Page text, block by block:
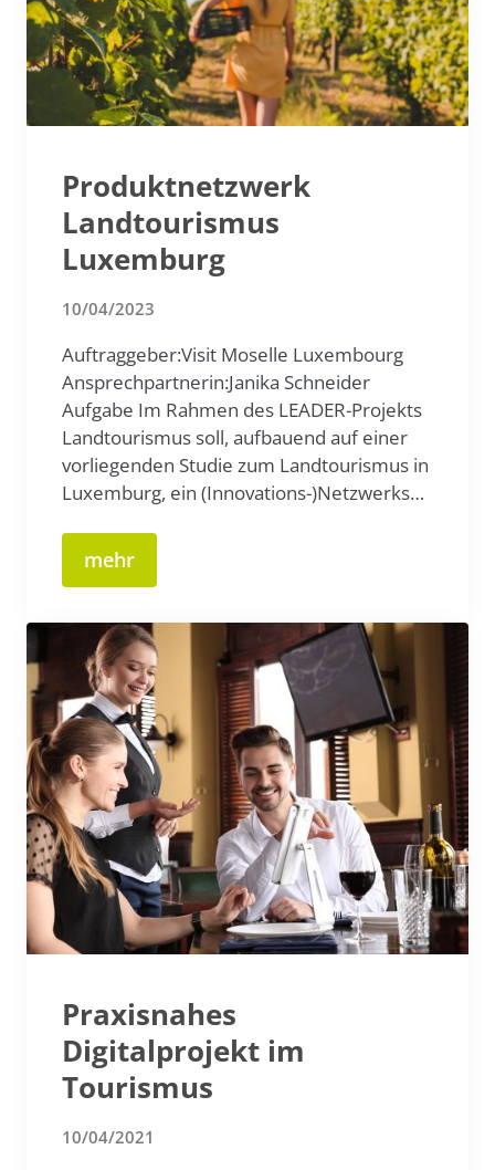
Produktnetzwerk
Landtourismus
Luxemburg
10/04/2023
Auftraggeber:Visit Moselle Luxembourg
Ansprechpartnerin:Janika Schneider
Aufgabe Im Rahmen des LEADER-Projekts
Landtourismus soll, aufbauend auf einer
vorliegenden Studie zum Landtourismus in
Luxemburg, ein (Innovations-)Netzwerks…
mehr
Praxisnahes
Digitalprojekt im
Tourismus
10/04/2021